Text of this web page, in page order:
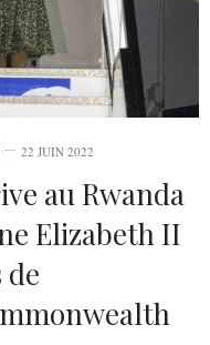
22 JUIN 2022
au Rwanda
Elizabeth II
de